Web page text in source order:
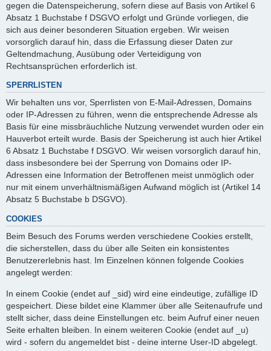
gegen die Datenspeicherung, sofern diese auf Basis von Artikel 6
Absatz 1 Buchstabe f DSGVO erfolgt und Gründe vorliegen, die
sich aus deiner besonderen Situation ergeben. Wir weisen
vorsorglich darauf hin, dass die Erfassung dieser Daten zur
Geltendmachung, Ausübung oder Verteidigung von
Rechtsansprüchen erforderlich ist.
SPERRLISTEN
Wir behalten uns vor, Sperrlisten von E-Mail-Adressen, Domains
oder IP-Adressen zu führen, wenn die entsprechende Adresse als
Basis für eine missbräuchliche Nutzung verwendet wurden oder ein
Hauverbot erteilt wurde. Basis der Speicherung ist auch hier Artikel
6 Absatz 1 Buchstabe f DSGVO. Wir weisen vorsorglich darauf hin,
dass insbesondere bei der Sperrung von Domains oder IP-
Adressen eine Information der Betroffenen meist unmöglich oder
nur mit einem unverhältnismäßigen Aufwand möglich ist (Artikel 14
Absatz 5 Buchstabe b DSGVO).
COOKIES
Beim Besuch des Forums werden verschiedene Cookies erstellt,
die sicherstellen, dass du über alle Seiten ein konsistentes
Benutzererlebnis hast. Im Einzelnen können folgende Cookies
angelegt werden:
In einem Cookie (endet auf _sid) wird eine eindeutige, zufällige ID
gespeichert. Diese bildet eine Klammer über alle Seitenaufrufe und
stellt sicher, dass deine Einstellungen etc. beim Aufruf einer neuen
Seite erhalten bleiben. In einem weiteren Cookie (endet auf _u)
wird - sofern du angemeldet bist - deine interne User-ID abgelegt.